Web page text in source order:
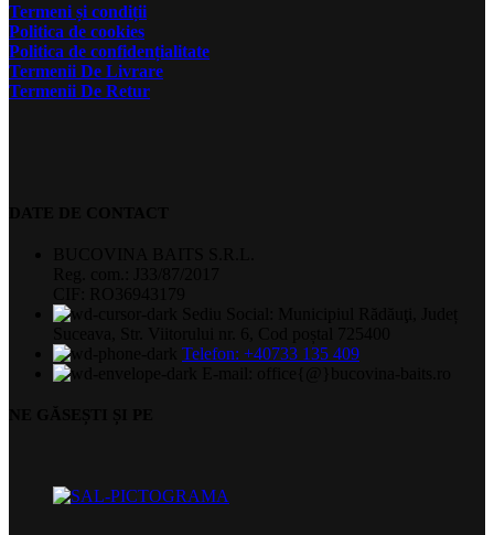
Termeni și condiții
Politica de cookies
Politica de confidențialitate
Termenii De Livrare
Termenii De Retur
Telefon: +40733 135 409